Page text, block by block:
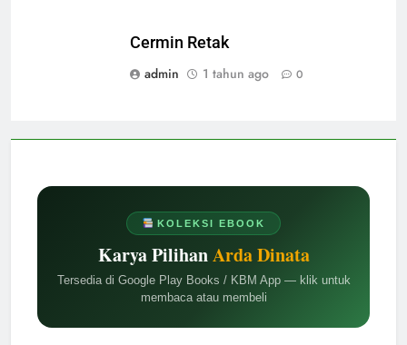
KOLEKSI EBOOK
Karya PilihanArda Dinata
Tersedia di Google Play Books / KBM App — klik untuk
membaca atau membeli
Cermin Retak
admin
1 tahun ago 0